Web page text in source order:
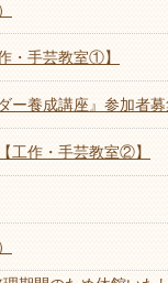
・手芸教室①】
ー養成講座』参加者
工作・手芸教室②】